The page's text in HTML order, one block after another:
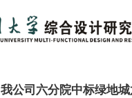
我公司六分院中标绿地城